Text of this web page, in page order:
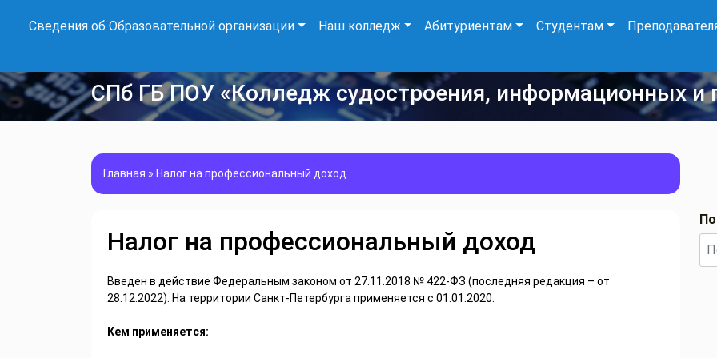
Сведения об Образовательной организации Наш колледж Абитуриентам Студентам
СПб ГБ ПОУ «Колледж судостроения, информационных и
Главная » Налог на профессиональный доход
Налог на профессиональный доход
Введен в действие Федеральным законом от 27.11.2018 № 422-ФЗ (последняя редакция – от
28.12.2022). На территории Санкт-Петербурга применяется с 01.01.2020.
Кем применяется: